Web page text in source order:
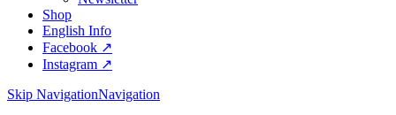
Shop
English Info
Facebook ↗︎
Instagram ↗︎
Skip NavigationNavigation